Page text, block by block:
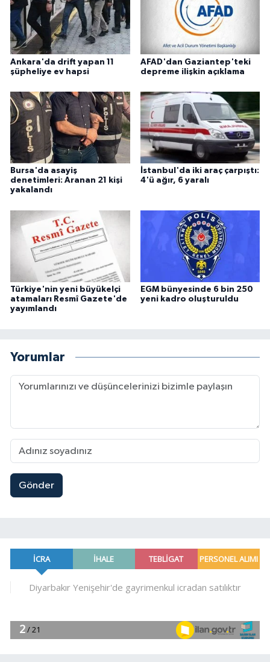
Ankara'da drift yapan 11
şüpheliye ev hapsi
AFAD'dan Gaziantep'teki
depreme ilişkin açıklama
Bursa'da asayiş
denetimleri: Aranan 21 kişi
yakalandı
İstanbul'da iki araç çarpıştı:
4'ü ağır, 6 yaralı
Türkiye'nin yeni büyükelçi
atamaları Resmî Gazete'de
yayımlandı
EGM bünyesinde 6 bin 250
yeni kadro oluşturuldu
Yorumlar
Gönder